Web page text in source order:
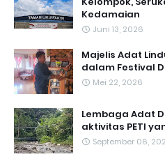
Kedamaian
Juni 13, 2026
Majelis Adat
dalam Festival
Mei 22, 2026
Lembaga Adat
aktivitas PETI
September 06,